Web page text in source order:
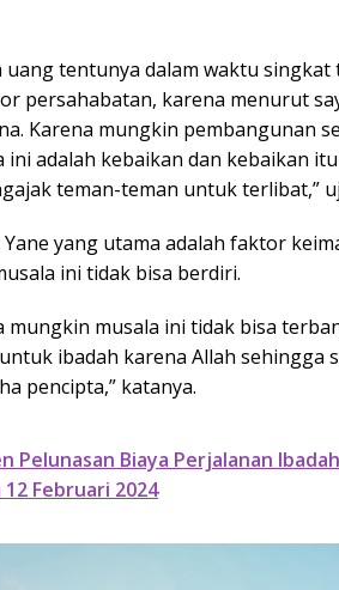
uang tentunya dalam waktu
persahabatan, karena menurut
Karena mungkin pembangunan
ini adalah kebaikan dan kebaikan
teman-teman untuk terlibat,”
yang utama adalah faktor
ini tidak bisa berdiri.
mungkin musala ini tidak bisa
ibadah karena Allah sehingga
pencipta,” katanya.
Pelunasan Biaya Perjalanan
Februari 2024